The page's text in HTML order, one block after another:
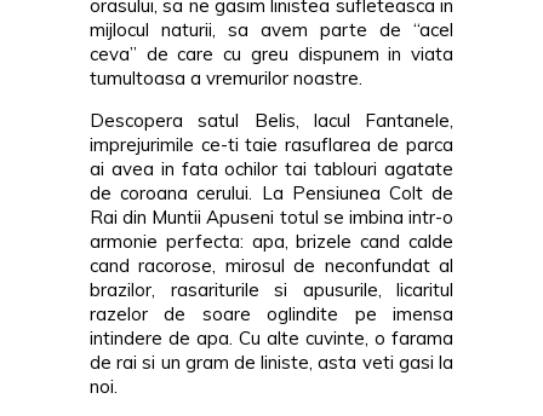
orasului, sa ne gasim linistea sufleteasca in
mijlocul naturii, sa avem parte de “acel
ceva” de care cu greu dispunem in viata
tumultoasa a vremurilor noastre.
Descopera satul Belis, lacul Fantanele,
imprejurimile ce-ti taie rasuflarea de parca
ai avea in fata ochilor tai tablouri agatate
de coroana cerului. La Pensiunea Colt de
Rai din Muntii Apuseni totul se imbina intr-o
armonie perfecta: apa, brizele cand calde
cand racorose, mirosul de neconfundat al
brazilor, rasariturile si apusurile, licaritul
razelor de soare oglindite pe imensa
intindere de apa. Cu alte cuvinte, o farama
de rai si un gram de liniste, asta veti gasi la
noi.